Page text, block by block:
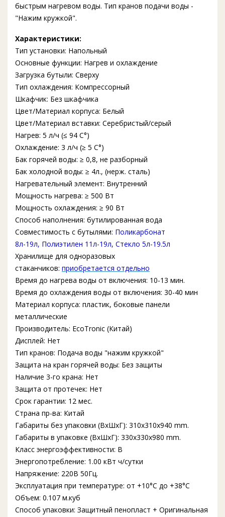
быстрым нагревом воды. Тип кранов подачи воды -
"Нажим кружкой".
Характеристики:
Тип установки: Напольный
Основные функции: Нагрев и охлаждение
Загрузка бутыли: Сверху
Тип охлаждения: Компрессорный
Шкафчик: Без шкафчика
Цвет/Материал корпуса: Белый
Цвет/Материал вставки: Серебристый/серый
Нагрев: 5 л/ч (≤ 94 C°)
Охлаждение: 3 л/ч (≥ 5 C°)
Бак горячей воды: ≥ 0,8, не разборный
Бак холодной воды: ≥ 4л., (нерж. сталь)
Нагревательный элемент: Внутренний
Мощность нагрева: ≥ 500 Вт
Мощность охлаждения: ≥ 90 Вт
Способ наполнения: бутилированная вода
Совместимость с бутылями: Поликарбонат
8л-19л, Полиэтилен 11л-19л, Стекло 5л-19.5л
Хранилище для одноразовых
стаканчиков: приобретается отдельно
Время до нагрева воды от включения: 10-13 мин.
Время до охлаждения воды от включения: 30-40 мин
Материал корпуса: пластик, боковые панели
металлические
Производитель: EcoTronic (Китай)
Дисплей: Нет
Тип кранов: Подача воды "нажим кружкой"
Защита на кран горячей воды: Без защиты
Наличие 3-го крана: Нет
Защита от протечек: Нет
Срок гарантии: 12 мес.
Страна пр-ва: Китай
Габариты без упаковки (ВxШxГ): 310x310x940 mm.
Габариты в упаковке (ВxШxГ): 330x330x980 mm.
Класс энергоэффективности: B
Энергопотребление: 1.00 кВт ч/сутки
Напряжение: 220В 50Гц.
Эксплуатация при температуре: от +10°C до +38°C
Объем: 0.107 м.куб
Способ упаковки: Защитный пенопласт + Оригинальная